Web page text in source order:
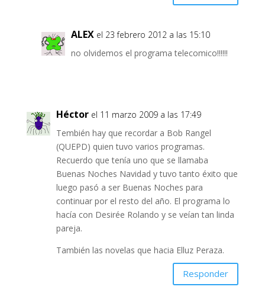
ALEX el 23 febrero 2012 a las 15:10
no olvidemos el programa telecomico!!!!!!
Héctor el 11 marzo 2009 a las 17:49
Tembién hay que recordar a Bob Rangel
(QUEPD) quien tuvo varios programas.
Recuerdo que tenía uno que se llamaba
Buenas Noches Navidad y tuvo tanto éxito que
luego pasó a ser Buenas Noches para
continuar por el resto del año. El programa lo
hacía con Desirée Rolando y se veían tan linda
pareja.
También las novelas que hacia Elluz Peraza.
Responder